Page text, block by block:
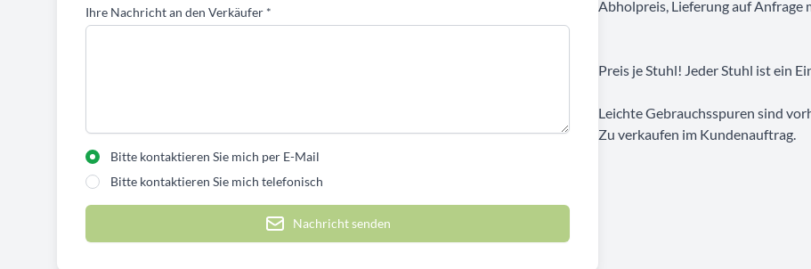
Ihre Nachricht an den Verkäufer *
Bitte kontaktieren Sie mich per E-Mail
Bitte kontaktieren Sie mich telefonisch
Nachricht senden
Abholpreis, Lieferung auf Anfrage
Preis je Stuhl! Jeder Stuhl ist ein
Leichte Gebrauchsspuren sind
Zu verkaufen im Kundenauftrag.